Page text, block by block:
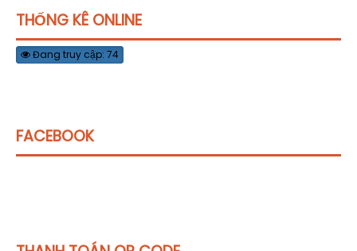
THỐNG KÊ ONLINE
Đang truy cập: 74
FACEBOOK